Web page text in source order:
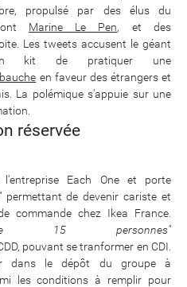
propulsé par des élus du
Marine Le Pen, et des
Les tweets accusent le géant
kit de pratiquer une
en faveur des étrangers et
La polémique s'appuie sur une
réservée
Each One et porte
permettant de devenir cariste et
commande chez Ikea France.
15 personnes"
pouvant se tranformer en CDI.
dans le dépôt du groupe à
les conditions à remplir pour